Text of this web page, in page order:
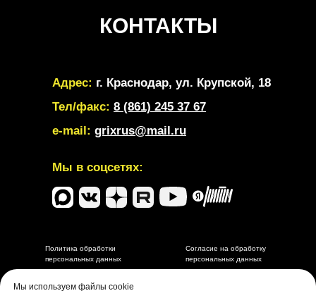
Мы используем файлы cookie
КОНТАКТЫ
Мы в соцсетях:
Адрес: г. Краснодар, ул. Крупской, 18
Тел/факс: 8 (861) 245 37 67
e-mail: grixrus@mail.ru
Разработка и маркетинговое сопровождение depdes.ru
Политика обработки
персональных данных
Согласие на обработку
персональных данных